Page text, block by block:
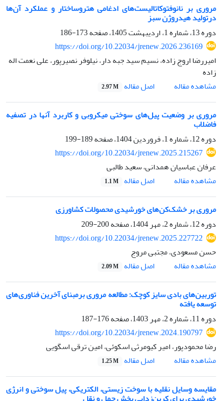
مروری بر نانوفتوکاتالیست‌های ادغامی هتروساختار و عملکرد آن‌ها
درتولید هیدروژن سبز
دوره 13، شماره 1، اردیبهشت 1405، صفحه
173-186
https://doi.org/10.22034/jrenew.2026.236169
امیررضا اروج زاده، نسیم سید جبه دار، نیلوفر نصیرپور، علی نعمت اله
زاده
مشاهده مقاله
اصل مقاله 2.97 M
مروری بر وضعیت پیل‌های سوختی میکروبی و کاربرد آنها در تصفیه
فاضلاب
دوره 12، شماره 1، فروردین 1404، صفحه
189-199
https://doi.org/10.22034/jrenew.2025.215267
عرفان عباسیان همدانی، سعید طالبی
مشاهده مقاله
اصل مقاله 1.1 M
مروری بر خشک‌کن‌های خورشیدی محصولات کشاورزی
دوره 12، شماره 2، مهر 1404، صفحه
200-209
https://doi.org/10.22034/jrenew.2025.227722
حسن مسعودی، مجتبی مروج
مشاهده مقاله
اصل مقاله 2.09 M
توربین‌های بادی سایز کوچک: مطالعه مروری برمبنای آخرین فناوری‌های
توسعه یافته
دوره 11، شماره 2، مهر 1403، صفحه
176-187
https://doi.org/10.22034/jrenew.2024.190797
رضا محمودپور، امیر کیومرثی اسکوئی، امین ترقی اسگویی
مشاهده مقاله
اصل مقاله 1.25 M
مقایسه وسایل نقلیه با سوخت زیستی، الکتریکی، پیل سوختی و انرژی